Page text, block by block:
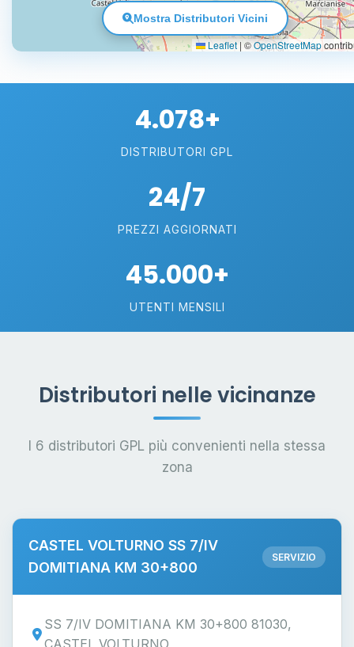
Leaflet |©OpenStreetMap
Mostra Distributori Vicini
4.078+
DISTRIBUTORI GPL
24/7
PREZZI AGGIORNATI
45.000+
UTENTI MENSILI
Distributori nelle vicinanze
I 6 distributori GPL più convenienti nella stessa
zona
CASTEL VOLTURNO SS 7/IV
DOMITIANA KM 30+800
SERVIZIO
SS 7/IV DOMITIANA KM 30+800 81030,
CASTEL VOLTURNO